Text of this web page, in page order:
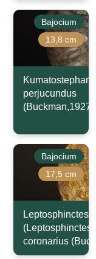
Bajocium
13,8 cm
Kumatostephanus
perjucundus
(Buckman,1927)
Bajocium
17,5 cm
Leptosphinctes
(Leptosphinctes)
coronarius